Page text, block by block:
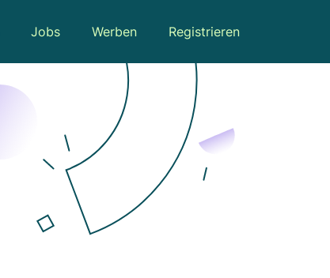
Jobs Werben Registrieren